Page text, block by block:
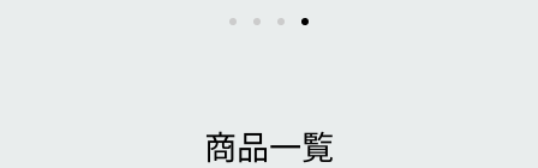
商品一覧